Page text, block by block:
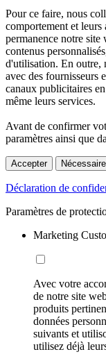
Pour ce faire, nous
comportement et
permanence notre
contenus
d'utilisation. En outre,
avec des fournisseurs
canaux publicitaires
même leurs services.
Avant de confirmer
paramètres ainsi que
Accepter
Déclaration de
Paramètres de
Marketing
Avec votre
de notre site
produits
données
suivants et
utilisez déjà